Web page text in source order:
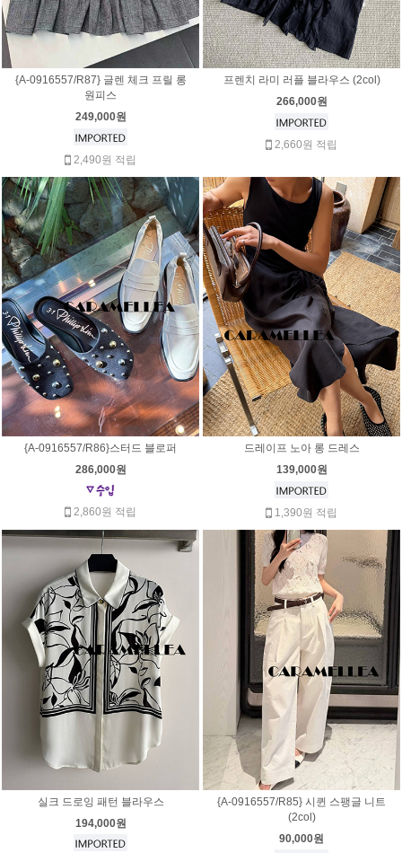
{A-0916557/R87} 글렌 체크 프릴 롱
원피스
249,000원
2,490원 적립
프렌치 라미 러플 블라우스 (2col)
266,000원
2,660원 적립
{A-0916557/R86}스터드 블로퍼
286,000원
2,860원 적립
드레이프 노아 롱 드레스
139,000원
1,390원 적립
실크 드로잉 패턴 블라우스
194,000원
{A-0916557/R85} 시퀸 스팽글 니트
(2col)
90,000원